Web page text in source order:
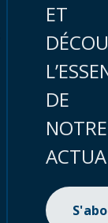
ET
DE
NOTRE